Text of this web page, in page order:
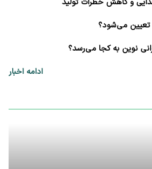
تعیین می‌شود؟
نوین به کجا می‌رسد؟
ادامه اخبار